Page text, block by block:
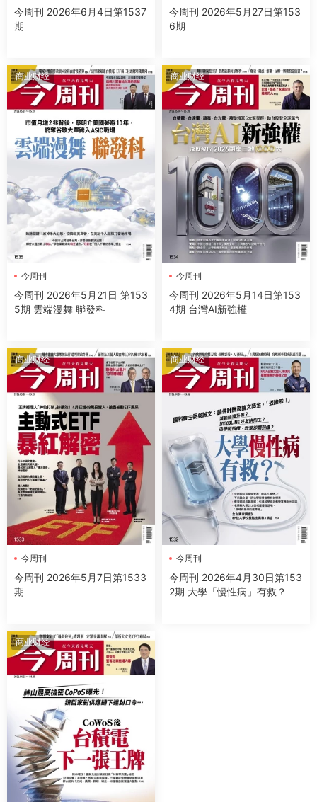
今周刊 2026年6月4日第1537
期
今周刊 2026年5月27日第153
6期
商业财经
今周刊
今周刊 2026年5月21日 第153
5期 雲端漫舞 聯發科
商业财经
今周刊
今周刊 2026年5月14日第153
4期 台灣AI新強權
商业财经
今周刊
今周刊 2026年5月7日第1533
期
商业财经
今周刊
今周刊 2026年4月30日第153
2期 大學「慢性病」有救？
商业财经